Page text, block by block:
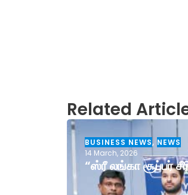
Related
BUSINESS NEWS, NEWS
14 March, 2026
“ஸ்ரீ லங்கா சூப்பர்